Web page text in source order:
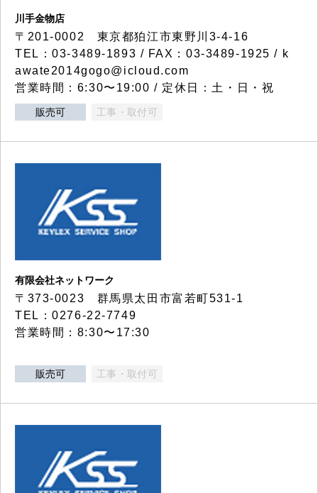
川手金物店
〒201-0002 東京都狛江市東野川3-4-16
TEL：03-3489-1893 / FAX：03-3489-1925 / k
awate2014gogo@icloud.com
営業時間：6:30〜19:00 / 定休日：土・日・祝
販売可 工事・取付可
有限会社ネットワーク
〒373-0023 群馬県太田市富若町531-1
TEL：0276-22-7749
営業時間：8:30〜17:30
販売可 工事・取付可